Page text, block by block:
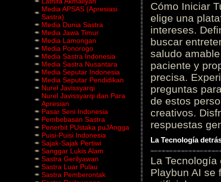
Media APSAS (Apresiasi
Sastra)
Media Dunia Sastra
Media Jawa Timur
Media Lamongan
Media Ponorogo
Media Sastra Indonesia
Media Sastra Nusantara
Media Seputar Indonesia
Media Seputar Pendidikan
Nurel Javissyarqi
Nurel Javissyarqi dan Para
Apresian
Pasar Seni Indonesia
Pembebasan Sastra
Penerbit PUstaka puJAngga
Puisi-Puisi Indonesia
Sajak-Sajak Pertiwi
Sanggar Lukis Alam
Sastra Gerilyawan
Sastra Luar Pulau
Sastra Pemberontak
Cómo Iniciar
elige una
intereses.
buscar
saludo
paciente y
precisa.
preguntas
de estos
creativos.
respuestas
La Tecnología
La
Playbun AI se